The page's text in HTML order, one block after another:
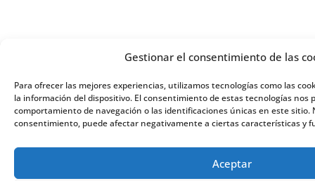
Gestionar el consentimiento de las
Para ofrecer las mejores experiencias, utilizamos tecnologías como las
la información del dispositivo. El consentimiento de estas tecnologías nos
comportamiento de navegación o las identificaciones únicas en este
consentimiento, puede afectar negativamente a ciertas características y
Aceptar